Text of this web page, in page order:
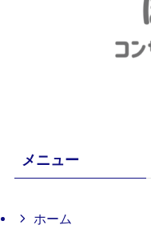
メニュー
ホーム